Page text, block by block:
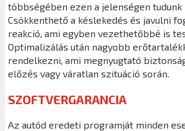
többségében ezen a jelenségen tudunk
Csökkenthető a késlekedés és javulni
reakció, ami egyben vezethetőbbé is
Optimalizálás után nagyobb
rendelkezni, ami megnyugtató
előzés vagy váratlan szituáció során.
SZOFTVERGARANCIA
Az autód eredeti programját minden